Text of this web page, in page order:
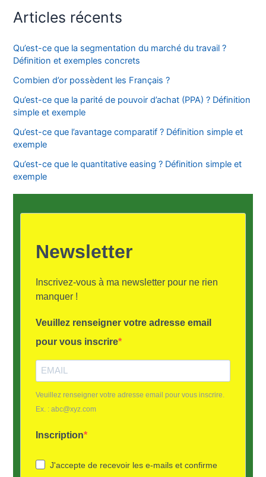
Articles récents
Qu’est-ce que la segmentation du marché du travail ?
Définition et exemples concrets
Combien d’or possèdent les Français ?
Qu’est-ce que la parité de pouvoir d’achat (PPA) ? Définition
simple et exemple
Qu’est-ce que l’avantage comparatif ? Définition simple et
exemple
Qu’est-ce que le quantitative easing ? Définition simple et
exemple
Newsletter
Inscrivez-vous à ma newsletter pour ne rien
manquer !
Veuillez renseigner votre adresse email
pour vous inscrire
Veuillez renseigner votre adresse email pour vous inscrire.
Ex. : abc@xyz.com
Inscription
J'accepte de recevoir les e-mails et confirme